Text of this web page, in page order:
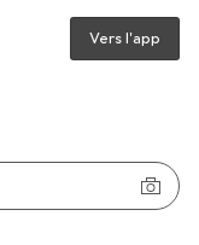
Vers l'app